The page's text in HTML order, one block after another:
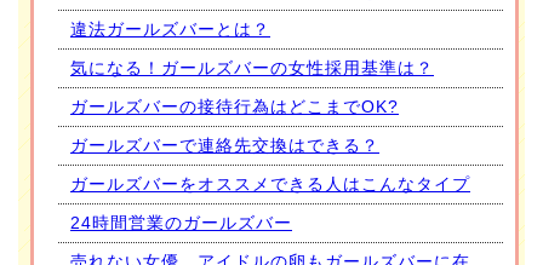
違法ガールズバーとは？
気になる！ガールズバーの女性採用基準は？
ガールズバーの接待行為はどこまでOK?
ガールズバーで連絡先交換はできる？
ガールズバーをオススメできる人はこんなタイプ
24時間営業のガールズバー